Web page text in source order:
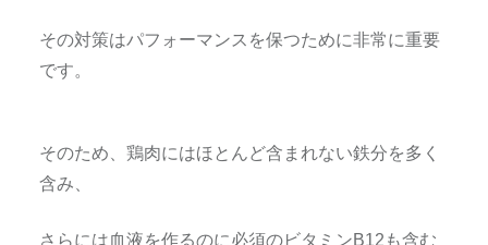
その対策はパフォーマンスを保つために非常に重要
です。
そのため、鶏肉にはほとんど含まれない鉄分を多く
含み、
さらには血液を作るのに必須のビタミンB12も含む